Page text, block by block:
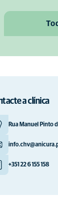
a clínica
Rua Manuel Pinto
+351 22 6 155 158